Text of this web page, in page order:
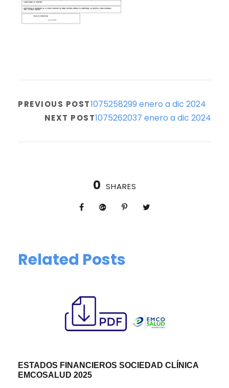
PREVIOUS POST1075258299 enero a dic 2024
NEXT POST1075262037 enero a dic 2024
0 SHARES
Related Posts
ESTADOS FINANCIEROS SOCIEDAD CLÍNICA
EMCOSALUD 2025